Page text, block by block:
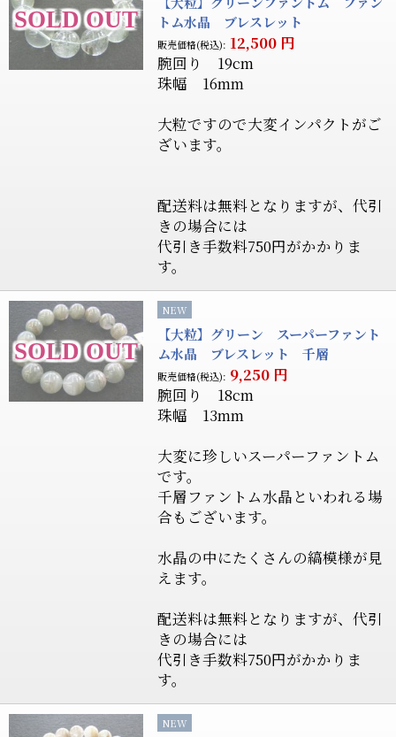
トム水晶 ブレスレット
販売価格(税込): 12,500 円
腕回り 19cm
珠幅 16mm
大粒ですので大変インパクトがご
ざいます。
配送料は無料となりますが、代引
きの場合には
代引き手数料750円がかかりま
す。
NEW
【大粒】グリーン スーパーファント
ム水晶 ブレスレット 千層
販売価格(税込): 9,250 円
腕回り 18cm
珠幅 13mm
大変に珍しいスーパーファントム
です。
千層ファントム水晶といわれる場
合もございます。
水晶の中にたくさんの縞模様が見
えます。
配送料は無料となりますが、代引
きの場合には
代引き手数料750円がかかりま
す。
NEW